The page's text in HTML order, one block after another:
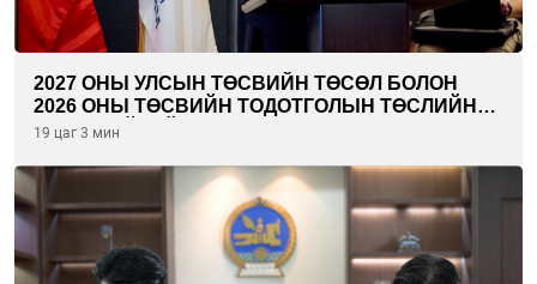
2027 ОНЫ УЛСЫН ТӨСВИЙН ТӨСӨЛ БОЛОН
2026 ОНЫ ТӨСВИЙН ТОДОТГОЛЫН ТӨСЛИЙН
ОЛОН НИЙТИЙН ХЭЛЭЛЦҮҮЛЭГ БОЛЛОО
19 цаг 3 мин